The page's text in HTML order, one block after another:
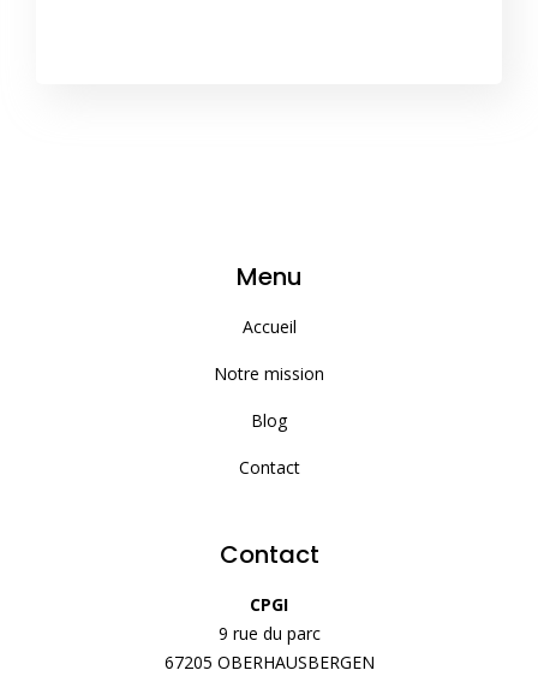
Menu
Accueil
Notre mission
Blog
Contact
Contact
CPGI
9 rue du parc
67205 OBERHAUSBERGEN